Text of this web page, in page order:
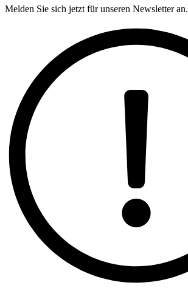
Melden Sie sich jetzt für unseren Newsletter an.